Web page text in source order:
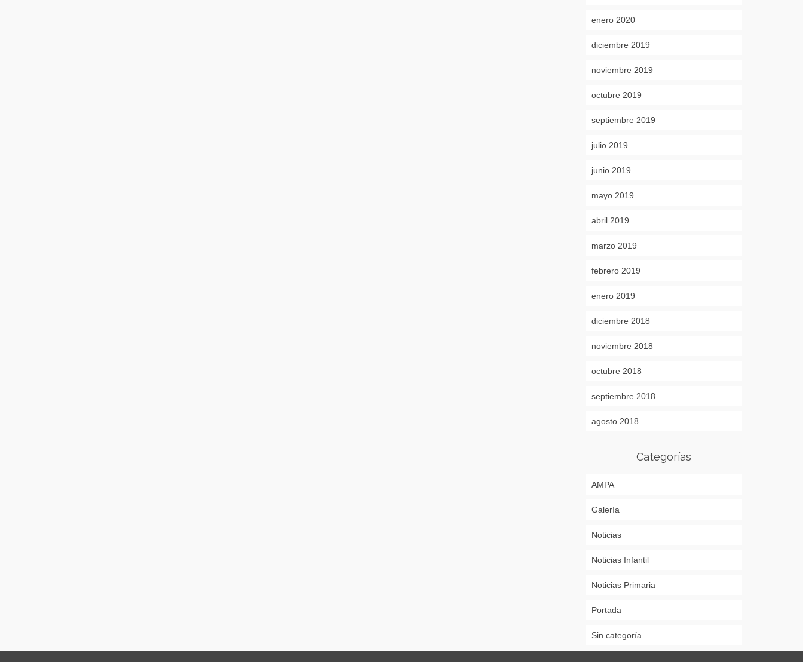
enero 2020
diciembre 2019
noviembre 2019
octubre 2019
septiembre 2019
julio 2019
junio 2019
mayo 2019
abril 2019
marzo 2019
febrero 2019
enero 2019
diciembre 2018
noviembre 2018
octubre 2018
septiembre 2018
agosto 2018
Categorías
AMPA
Galería
Noticias
Noticias Infantil
Noticias Primaria
Portada
Sin categoría